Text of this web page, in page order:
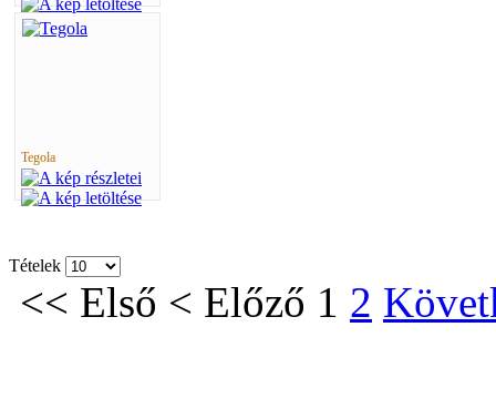
Tegola
Tételek
<< Első < Előző 1 2